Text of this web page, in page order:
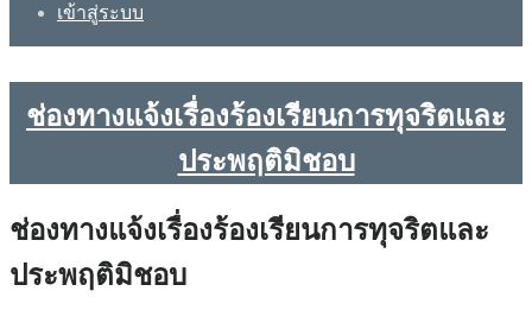
เข้าสู่ระบบ
ช่องทางแจ้งเรื่องร้องเรียนการทุจริตและ
ประพฤติมิชอบ
ช่องทางแจ้งเรื่องร้องเรียนการทุจริตและ
ประพฤติมิชอบ